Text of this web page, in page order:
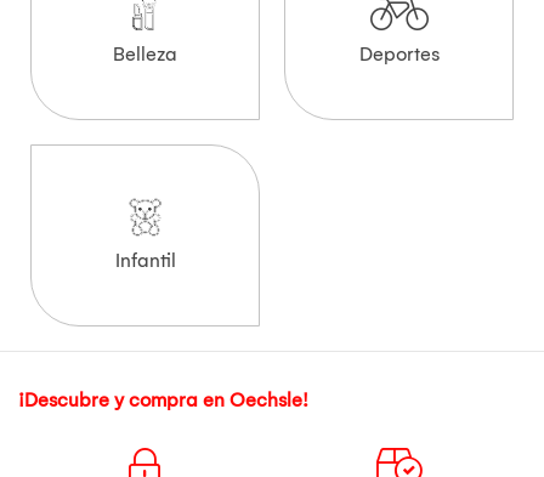
Belleza Deportes
Infantil
¡Descubre y compra en Oechsle!